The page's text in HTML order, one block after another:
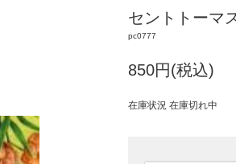
セントトーマ
pc0777
850円(税込)
在庫状況 在庫切れ中